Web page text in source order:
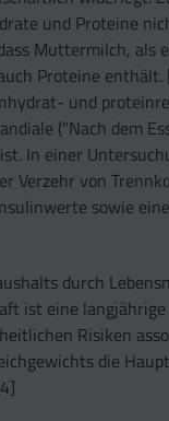
und Proteine
Muttermilch, als
Proteine enthält.
und
("Nach dem
In einer
Verzehr von
sowie
durch
ist eine
Risiken
die